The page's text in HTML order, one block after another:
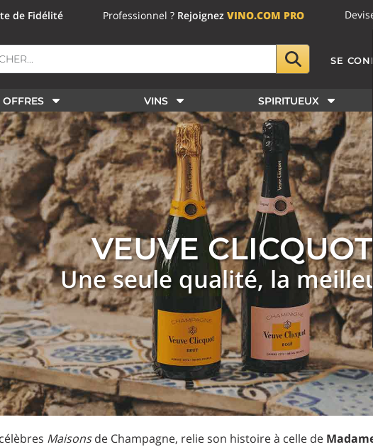
de Fidélité Professionnel ? RejoignezVINO.COM PRO
SE
OFFRES VINS SPIRITUEUX
VEUVE CLICQUOT
Une seule qualité, la
Maisonsde Champagne, relie son histoire à celle de